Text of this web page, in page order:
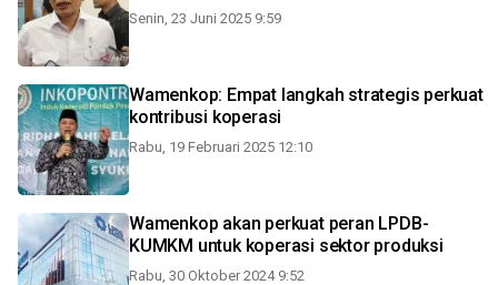
Senin, 23 Juni 2025 9:59
Wamenkop: Empat langkah strategis perkuat
kontribusi koperasi
Rabu, 19 Februari 2025 12:10
Wamenkop akan perkuat peran LPDB-
KUMKM untuk koperasi sektor produksi
Rabu, 30 Oktober 2024 9:52